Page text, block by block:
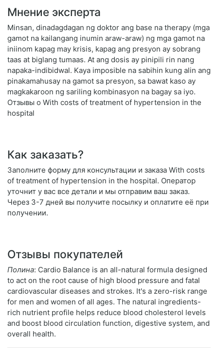
Мнение эксперта
Minsan, dinadagdagan ng doktor ang base na therapy (mga
gamot na kailangang inumin araw-araw) ng mga gamot na
iniinom kapag may krisis, kapag ang presyon ay sobrang
taas at biglang tumaas. At ang dosis ay pinipili rin nang
napaka-indibidwal. Kaya imposible na sabihin kung alin ang
pinakamahusay na gamot sa presyon, sa bawat kaso ay
magkakaroon ng sariling kombinasyon na bagay sa iyo.
Отзывы о With costs of treatment of hypertension in the
hospital
Как заказать?
Заполните форму для консультации и заказа With costs
of treatment of hypertension in the hospital. Оператор
уточнит у вас все детали и мы отправим ваш заказ.
Через 3-7 дней вы получите посылку и оплатите её при
получении.
Отзывы покупателей
Полина: Cardio Balance is an all-natural formula designed
to act on the root cause of high blood pressure and fatal
cardiovascular diseases and strokes. It's a zero-risk range
for men and women of all ages. The natural ingredients-
rich nutrient profile helps reduce blood cholesterol levels
and boost blood circulation function, digestive system, and
overall health.